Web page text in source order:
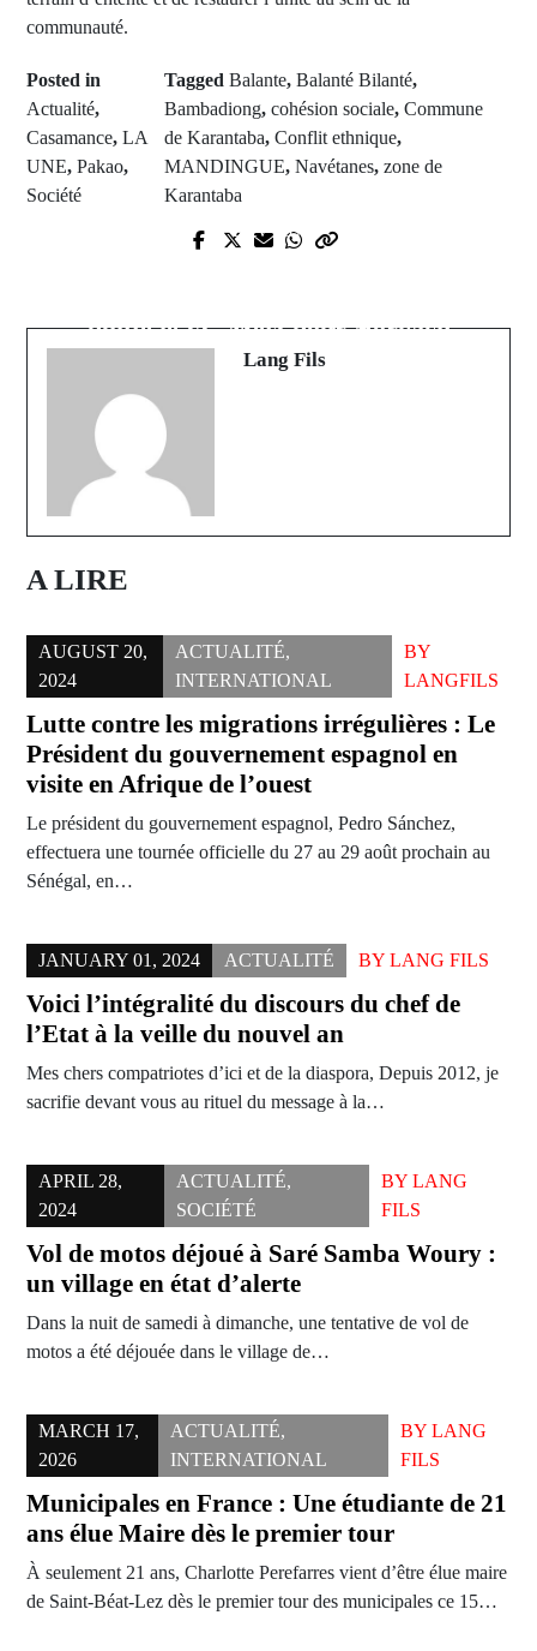
communauté.
Posted in
Actualité,
Casamance, LA
UNE, Pakao,
Société
Tagged Balante, Balanté Bilanté,
Bambadiong, cohésion sociale, Commune
de Karantaba, Conflit ethnique,
MANDINGUE, Navétanes, zone de
Karantaba
Prev Post
une route essentielle
quitte le FC Metz pour Norwich
Lang Fils
A LIRE
AUGUST 20,
2024
ACTUALITÉ,
INTERNATIONAL
BY
LANGFILS
Lutte contre les migrations irrégulières : Le
Président du gouvernement espagnol en
visite en Afrique de l’ouest
Le président du gouvernement espagnol, Pedro Sánchez,
effectuera une tournée officielle du 27 au 29 août prochain au
Sénégal, en…
JANUARY 01, 2024 ACTUALITÉ BY LANG FILS
Voici l’intégralité du discours du chef de
l’Etat à la veille du nouvel an
Mes chers compatriotes d’ici et de la diaspora, Depuis 2012, je
sacrifie devant vous au rituel du message à la…
APRIL 28,
2024
ACTUALITÉ,
SOCIÉTÉ
BY LANG
FILS
Vol de motos déjoué à Saré Samba Woury :
un village en état d’alerte
Dans la nuit de samedi à dimanche, une tentative de vol de
motos a été déjouée dans le village de…
MARCH 17,
2026
ACTUALITÉ,
INTERNATIONAL
BYLANG
FILS
Municipales en France : Une étudiante de 21
ans élue Maire dès le premier tour
À seulement 21 ans, Charlotte Perefarres vient d’être élue maire
de Saint-Béat-Lez dès le premier tour des municipales ce 15…